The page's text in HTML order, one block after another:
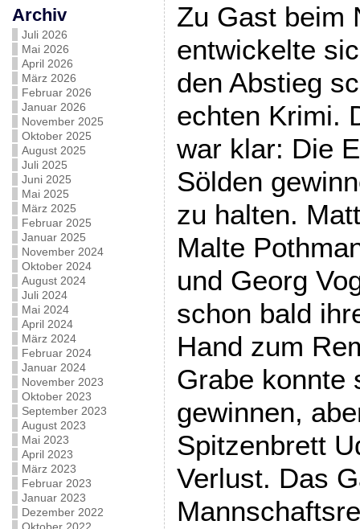
Archiv
Juli 2026
Mai 2026
April 2026
März 2026
Februar 2026
Januar 2026
November 2025
Oktober 2025
August 2025
Juli 2025
Juni 2025
Mai 2025
März 2025
Februar 2025
Januar 2025
November 2024
Oktober 2024
August 2024
Juli 2024
Mai 2024
April 2024
März 2024
Februar 2024
Januar 2024
November 2023
Oktober 2023
September 2023
August 2023
Mai 2023
April 2023
März 2023
Februar 2023
Januar 2023
Dezember 2022
Zu Gast beim
entwickelte
den Abstieg
echten Krimi.
war klar: Die
Sölden
zu halten.
Malte
und Georg
schon bald
Hand zum
Grabe konnte
gewinnen,
Spitzenbrett
Verlust. Das